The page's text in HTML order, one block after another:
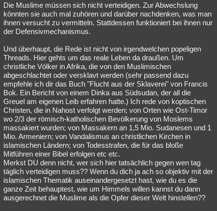
Die Muslime müssen sich nicht verteidigen. Zur Abwechslung
könnten sie auch mal zuhören und darüber nachdenken, was man
ihnen versucht zu vermitteln. Stattdessen funktioniert bei ihnen nur
der Defensivmechanismus.
Und überhaupt, die Rede ist nicht von irgendwelchen popeligen
Threads. Hier gehts um das reale Leben da draußen. Um
christliche Völker in Afrika, die von den Muslimischen
abgeschlachtet oder versklavt werden (sehr passend dazu
empfehle ich dir das Buch "Flucht aus der Sklaverei" von Francis
Bok. Ein Bericht von einem Dinka aus Südsudan, der all die
Greuel am eigenen Leib erfahren hatte.) Ich rede von koptischen
Christen, die in Nahost verfolgt werden; von Orten wie Ost-Timor
wo 2/3 der römisch-katholischen Bevölkerung von Moslems
massakiert wurden; von Massakern an 1,5 Mio. Sudanesen und 1
Mio. Armeniern; von Vandalismus an christlichen Kirchen in
islamischen Ländern; von Todesstrafen, die für das bloße
Mitführen einer Bibel erfolgen etc etc.
Merkst DU denn nicht, wer sich hier tatsächlich gegen wen tag
täglich verteidigen muss?? Wenn du dich ja ach so objektiv mit der
islamischen Thematik auseinandergesetzt hast, wie du es die
ganze Zeit behauptest, wie um Himmels willen kannst du dann
ausgerechnet die Muslime als die Opfer dieser Welt hinstellen??